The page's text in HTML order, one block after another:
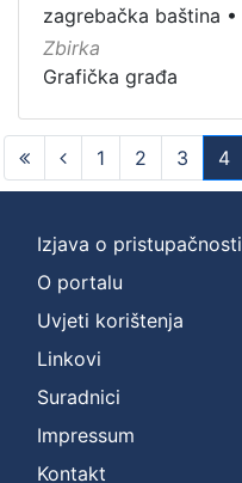
zagrebačka baština •
Zbirka
Grafička građa
1 2 3
4
Izjava o pristupačnosti
O portalu
Uvjeti korištenja
Linkovi
Suradnici
Impressum
Kontakt